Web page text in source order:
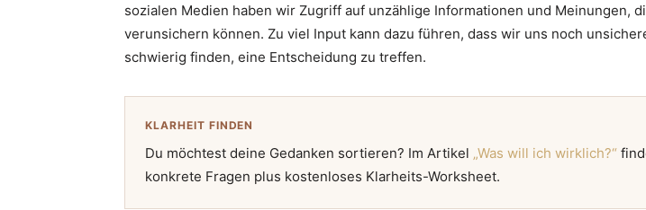
sozialen Medien haben wir Zugriff auf unzählige Informationen und Meinungen,
verunsichern können. Zu viel Input kann dazu führen, dass wir uns noch
schwierig finden, eine Entscheidung zu treffen.
KLARHEIT FINDEN
Du möchtest deine Gedanken sortieren? Im Artikel „Was will ich wirklich?“
konkrete Fragen plus kostenloses Klarheits-Worksheet.